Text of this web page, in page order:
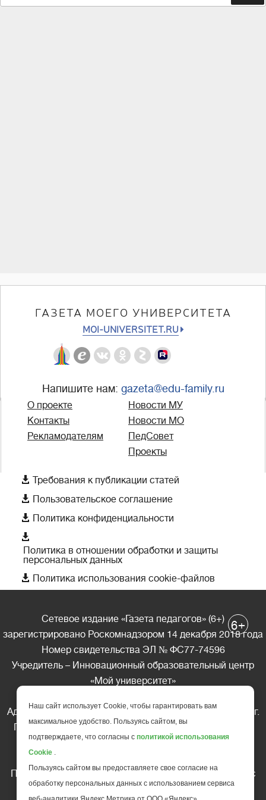
ГАЗЕТА МОЕГО УНИВЕРСИТЕТА
MOI-UNIVERSITET.RU
Напишите нам: gazeta@edu-family.ru
О проекте
Контакты
Рекламодателям
Новости МУ
Новости МО
ПедСовет
Проекты
 Требования к публикации статей
 Пользовательское соглашение
 Политика конфиденциальности

Политика в отношении обработки и защиты
персональных данных
 Политика использования cookie-файлов
Сетевое издание «Газета педагогов» (6+)
зарегистрировано Роскомнадзором 14 декабря 2018 года
Номер свидетельства ЭЛ № ФС77-74596
Учредитель – Инновационный образовательный центр
«Мой университет»
Адрес редакции: 185035 Россия, Республика Карелия, г.
Петрозаводск, ул. Фридриха Энгельса д.10, офис 211
Телефон редакции: +7 (499) 685-10-45
Перепечатка материалов газеты допускается только c
письменного разрешения редакции
6+
Наш сайт использует Cookie, чтобы гарантировать вам
максимальное удобство. Пользуясь сайтом, вы
подтверждаете, что согласны с политикой использования
Cookie .
Пользуясь сайтом вы предоставляете свое согласие на
обработку персональных данных с использованием сервиса